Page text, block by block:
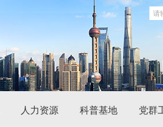
人力资源 科普基地 党群